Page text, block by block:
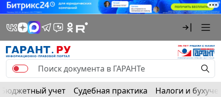
Бюджетный учет Судебная практика Налоги и